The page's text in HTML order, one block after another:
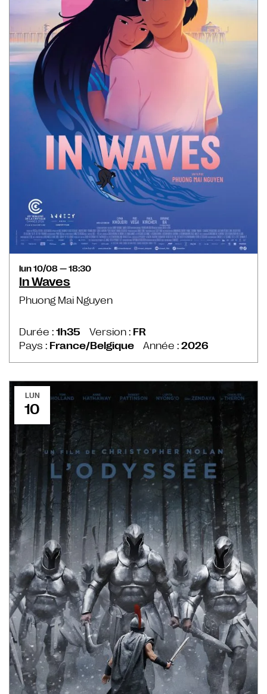
lun 10/08 — 18:30
In Waves
Phuong Mai Nguyen
Durée : 1h35 Version : FR
Pays : France/Belgique Année : 2026
LUN
10